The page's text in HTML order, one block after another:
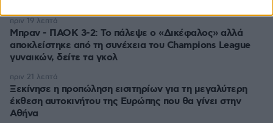
Μπραν - ΠΑΟΚ 3-2: Το πάλεψε ο «Δικέφαλος» αλλά
αποκλείστηκε από τη συνέχεια του Champions League
γυναικών, δείτε τα γκολ
πριν 19 λεπτά
Ξεκίνησε η προπώληση εισιτηρίων για τη μεγαλύτερη
έκθεση αυτοκινήτου της Ευρώπης που θα γίνει στην
Αθήνα
πριν 21 λεπτά